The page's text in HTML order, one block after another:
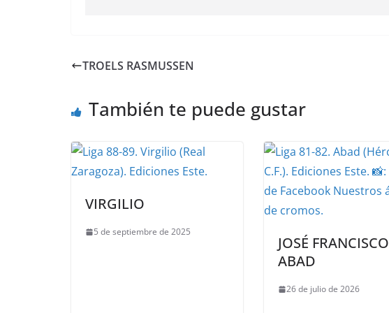
TROELS RASMUSSEN
También te puede gustar
VIRGILIO
5 de septiembre de 2025
JOSÉ FRANCISCO
ABAD
26 de julio de 2026